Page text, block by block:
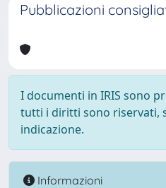
Pubblicazioni
I documenti in IRIS sono
tutti i diritti sono riservati,
indicazione.
Informazioni